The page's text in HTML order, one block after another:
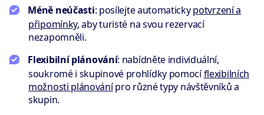
Méně neúčasti: posílejte automatickypotvrzení a
připomínky, aby turisté na svou rezervací
nezapomněli.
Flexibilní plánování: nabídněte individuální,
soukromé i skupinové prohlídky pomocíflexibilních
možnosti plánovánípro různé typy návštěvníků a
skupin.